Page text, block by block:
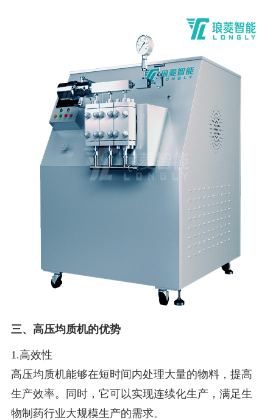
三、高压均质机的优势
1.高效性
高压均质机能够在短时间内处理大量的物料，提高
生产效率。同时，它可以实现连续化生产，满足生
物制药行业大规模生产的需求。